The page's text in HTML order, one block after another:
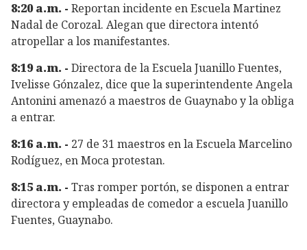
8:20 a.m. - Reportan incidente en Escuela Martinez
Nadal de Corozal. Alegan que directora intentó
atropellar a los manifestantes.
8:19 a.m. - Directora de la Escuela Juanillo Fuentes,
Ivelisse Gónzalez, dice que la superintendente Angela
Antonini amenazó a maestros de Guaynabo y la obliga
a entrar.
8:16 a.m. - 27 de 31 maestros en la Escuela Marcelino
Rodíguez, en Moca protestan.
8:15 a.m. - Tras romper portón, se disponen a entrar
directora y empleadas de comedor a escuela Juanillo
Fuentes, Guaynabo.